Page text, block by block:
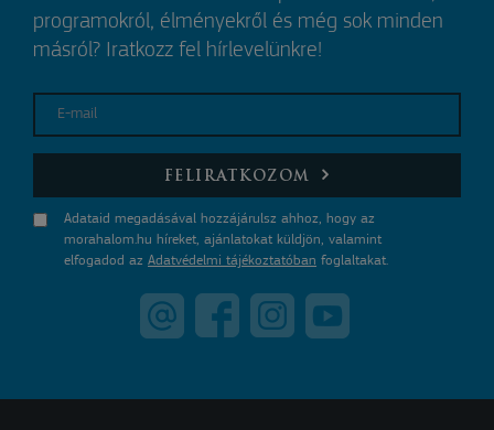
programokról, élményekről és még sok minden
másról? Iratkozz fel hírlevelünkre!
E-mail
FELIRATKOZOM
Adataid megadásával hozzájárulsz ahhoz, hogy az
morahalom.hu híreket, ajánlatokat küldjön, valamint
elfogadod az Adatvédelmi tájékoztatóban foglaltakat.